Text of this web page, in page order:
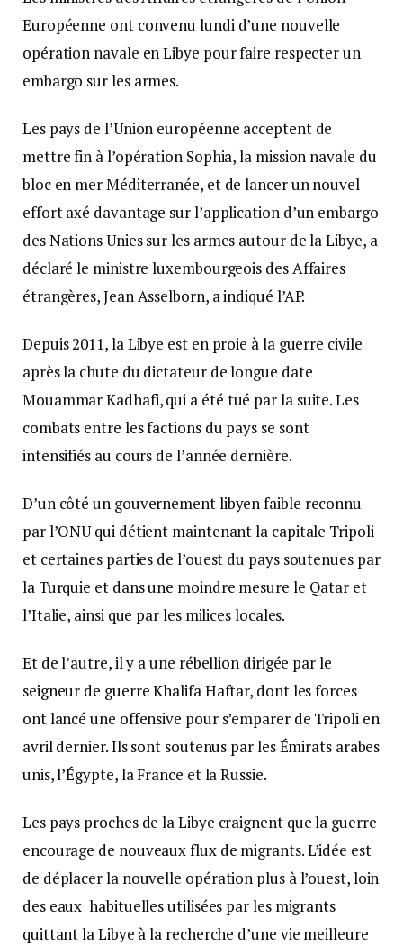
Européenne ont convenu lundi d’une nouvelle
opération navale en Libye pour faire respecter un
embargo sur les armes.
Les pays de l’Union européenne acceptent de
mettre fin à l’opération Sophia, la mission navale du
bloc en mer Méditerranée, et de lancer un nouvel
effort axé davantage sur l’application d’un embargo
des Nations Unies sur les armes autour de la Libye, a
déclaré le ministre luxembourgeois des Affaires
étrangères, Jean Asselborn, a indiqué l’AP.
Depuis 2011, la Libye est en proie à la guerre civile
après la chute du dictateur de longue date
Mouammar Kadhafi, qui a été tué par la suite. Les
combats entre les factions du pays se sont
intensifiés au cours de l’année dernière.
D’un côté un gouvernement libyen faible reconnu
par l’ONU qui détient maintenant la capitale Tripoli
et certaines parties de l’ouest du pays soutenues par
la Turquie et dans une moindre mesure le Qatar et
l’Italie, ainsi que par les milices locales.
Et de l’autre, il y a une rébellion dirigée par le
seigneur de guerre Khalifa Haftar, dont les forces
ont lancé une offensive pour s’emparer de Tripoli en
avril dernier. Ils sont soutenus par les Émirats arabes
unis, l’Égypte, la France et la Russie.
Les pays proches de la Libye craignent que la guerre
encourage de nouveaux flux de migrants. L’idée est
de déplacer la nouvelle opération plus à l’ouest, loin
des eaux habituelles utilisées par les migrants
quittant la Libye à la recherche d’une vie meilleure